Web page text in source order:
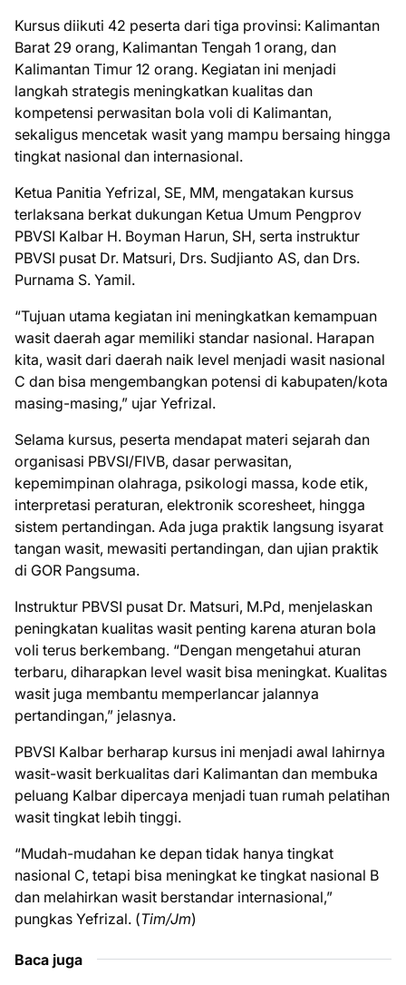
Kursus diikuti 42 peserta dari tiga provinsi: Kalimantan
Barat 29 orang, Kalimantan Tengah 1 orang, dan
Kalimantan Timur 12 orang. Kegiatan ini menjadi
langkah strategis meningkatkan kualitas dan
kompetensi perwasitan bola voli di Kalimantan,
sekaligus mencetak wasit yang mampu bersaing hingga
tingkat nasional dan internasional.
Ketua Panitia Yefrizal, SE, MM, mengatakan kursus
terlaksana berkat dukungan Ketua Umum Pengprov
PBVSI Kalbar H. Boyman Harun, SH, serta instruktur
PBVSI pusat Dr. Matsuri, Drs. Sudjianto AS, dan Drs.
Purnama S. Yamil.
“Tujuan utama kegiatan ini meningkatkan kemampuan
wasit daerah agar memiliki standar nasional. Harapan
kita, wasit dari daerah naik level menjadi wasit nasional
C dan bisa mengembangkan potensi di kabupaten/kota
masing-masing,” ujar Yefrizal.
Selama kursus, peserta mendapat materi sejarah dan
organisasi PBVSI/FIVB, dasar perwasitan,
kepemimpinan olahraga, psikologi massa, kode etik,
interpretasi peraturan, elektronik scoresheet, hingga
sistem pertandingan. Ada juga praktik langsung isyarat
tangan wasit, mewasiti pertandingan, dan ujian praktik
di GOR Pangsuma.
Instruktur PBVSI pusat Dr. Matsuri, M.Pd, menjelaskan
peningkatan kualitas wasit penting karena aturan bola
voli terus berkembang. “Dengan mengetahui aturan
terbaru, diharapkan level wasit bisa meningkat. Kualitas
wasit juga membantu memperlancar jalannya
pertandingan,” jelasnya.
PBVSI Kalbar berharap kursus ini menjadi awal lahirnya
wasit-wasit berkualitas dari Kalimantan dan membuka
peluang Kalbar dipercaya menjadi tuan rumah pelatihan
wasit tingkat lebih tinggi.
“Mudah-mudahan ke depan tidak hanya tingkat
nasional C, tetapi bisa meningkat ke tingkat nasional B
dan melahirkan wasit berstandar internasional,”
pungkas Yefrizal. (Tim/Jm)
Baca juga